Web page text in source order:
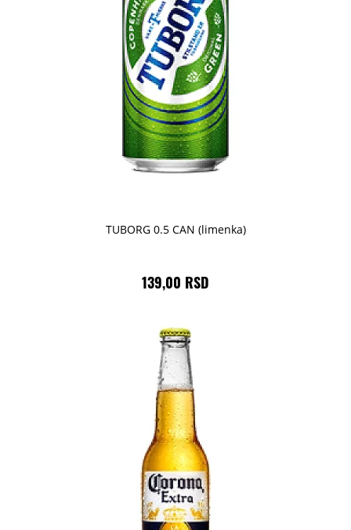
TUBORG 0.5 CAN (limenka)
139,00 RSD